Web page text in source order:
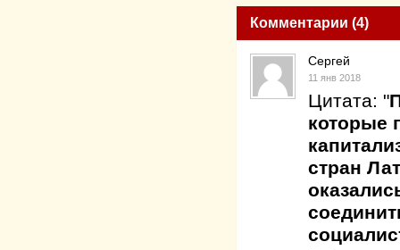
Комментарии (4)
Сергей
11 янв 2018
Цитата: "
которые
стран